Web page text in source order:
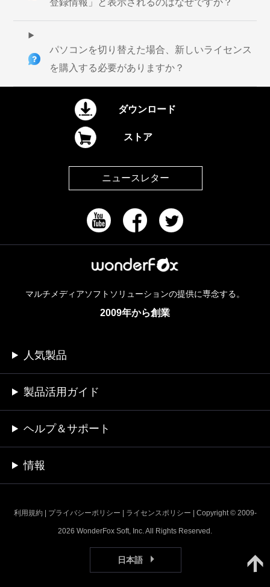
登録情報」と表示されるのはなぜですか？
パソコンを切り替えた場合、新しいライセンス
を購入する必要がありますか？
ダウンロード
ストア
ニュースレター
マルチメディアソフトソリューションの提供に専念する。
2009年から創業
人気製品
製品活用ガイド
ヘルプ＆サポート
情報
利用規約| プライバシーポリシー ライセンスポリシー | Copyright © 2009-
2026 WonderFox Soft, Inc. All Rights Reserved.
日本語